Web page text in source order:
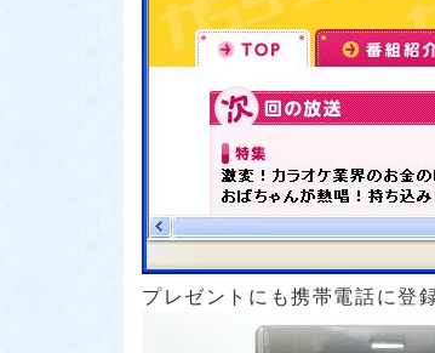
プレゼントにも携帯電話に登